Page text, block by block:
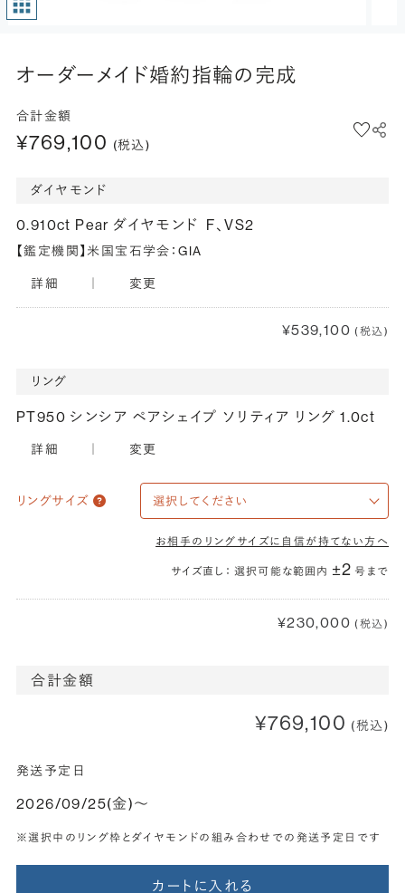
オーダーメイド婚約指輪の完成
合計金額
¥769,100 (税込)
ダイヤモンド
0.910ct Pear ダイヤモンド F、VS2
【鑑定機関】米国宝石学会：GIA
詳細 変更
¥539,100 (税込)
リング
PT950 シンシア ペアシェイプ ソリティア リング 1.0ct
詳細 変更
リングサイズ
お相手のリングサイズに自信が持てない方へ
サイズ直し： 選択可能な範囲内 ±2 号まで
¥230,000 (税込)
合計金額
¥769,100 (税込)
発送予定日
2026/09/25(金)〜
※選択中のリング枠とダイヤモンドの組み合わせでの発送予定日です
カートに入れる